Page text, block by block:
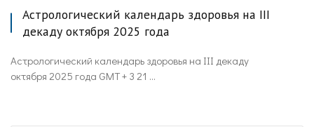
Астрологический календарь здоровья на III
декаду октября 2025 года
Астрологический календарь здоровья на III декаду
октября 2025 года GMT + 3 21 ...